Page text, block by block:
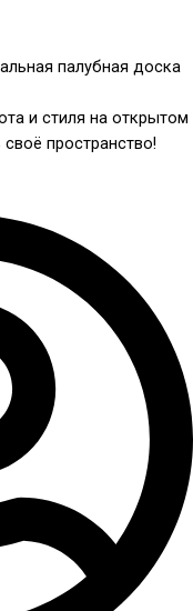
палубная доска
и стиля на открытом
пространство!